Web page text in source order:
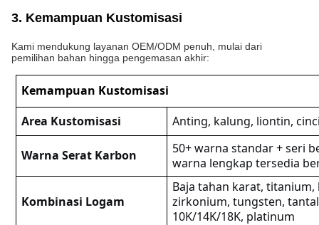
3. Kemampuan Kustomisasi
Kami mendukung layanan OEM/ODM penuh, mulai dari
pemilihan bahan hingga pengemasan akhir:
Kemampuan Kustomisasi
Area Kustomisasi
Anting, kalung, liontin,
Warna Serat Karbon
50+ warna standar + seri
warna lengkap tersedia
Kombinasi Logam
Baja tahan karat,
zirkonium, tungsten,
10K/14K/18K, platinum